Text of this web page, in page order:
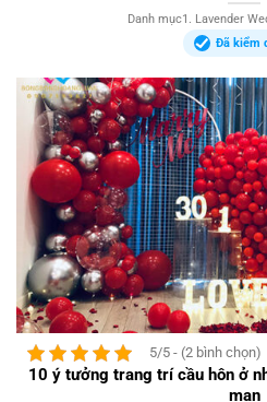
Danh mục1. Lavender
Đã kiểm
5/5 - (2 bình chọn)
10 ý tưởng trang trí cầu hôn ở
mạn